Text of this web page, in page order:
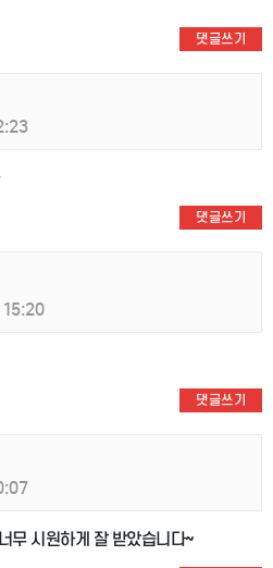
댓글쓰기
댓글쓰기
댓글쓰기
무 시원하게 잘 받았습니다~